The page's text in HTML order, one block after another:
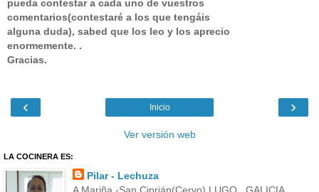
pueda contestar a cada uno de vuestros
comentarios(contestaré a los que tengáis
alguna duda), sabed que los leo y los aprecio
enormemente. .
Gracias.
‹ ›
Inicio
Ver versión web
LA COCINERA ES:
Pilar - Lechuza